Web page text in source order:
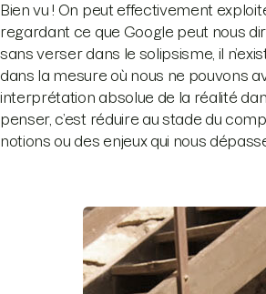
Bien vu ! On peut effectivement
regardant ce que Google peut nous
sans verser dans le solipsisme, il
dans la mesure où nous ne pouvons
interprétation absolue de la réalité
penser, c’est réduire au stade du
notions ou des enjeux qui nous